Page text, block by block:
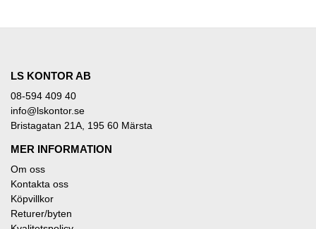
LS KONTOR AB
08-594 409 40
info@lskontor.se
Bristagatan 21A, 195 60 Märsta
MER INFORMATION
Om oss
Kontakta oss
Köpvillkor
Returer/byten